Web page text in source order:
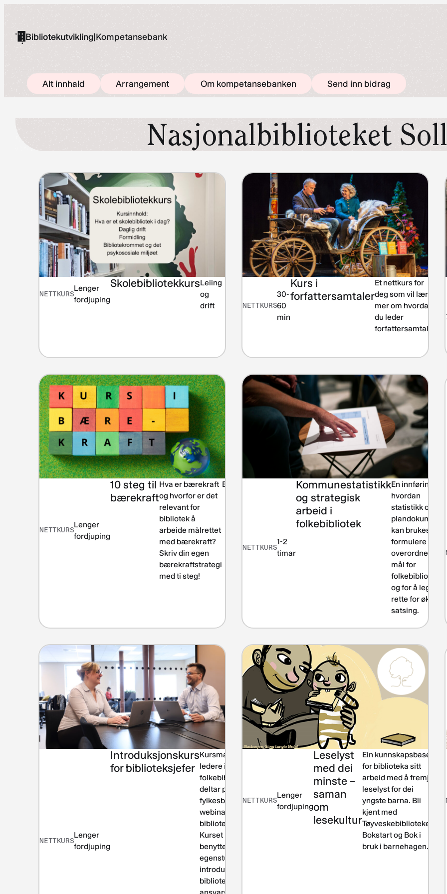
innholdBibliotekutvikling|Kompetansebank
Alt innhald Arrangement Om kompetansebanken Send inn bidrag
Nasjonalbiblioteket
NETTKURS
Lenger
fordjuping
SkolebibliotekkursLeiing
og
drift
NETTKURS
30-
60
min
Kurs i
forfattersamtaler
Et nettkurs for
deg som vil lære
mer om hvordan
du leder
forfattersamtaler.
NETTKURS
Lenger
fordjuping
10 steg til
bærekraft
Hva er bærekraft
og hvorfor er det
relevant for
bibliotek å
arbeide målrettet
med bærekraft?
Skriv din egen
bærekraftstrategi
med ti steg!
Bærekraft
NETTKURS
1-2
timar
Kommunestatistikk
og strategisk
arbeid i
folkebibliotek
En innføring i
hvordan
statistikk og
plandokumenter
kan brukes for å
formulere
overordnede
mål for
folkebiblioteket,
og for å legge til
rette for økt
satsing.
NETTKURS
Lenger
fordjuping
Introduksjonskurs
for biblioteksjefer
Kursmateriale for
ledere i
folkebibliotek som
deltar på
fylkesbibliotekenes
webinarer for nye
biblioteksjefer.
Kurset kan også
benyttes til
egenstudium som
introduksjon til
biblioteksjefens
NETTKURS
Lenger
fordjuping
Leselyst
med dei
minste –
saman
om
lesekultur
Ein kunnskapsbase
for biblioteka sitt
arbeid med å fremje
leselyst for dei
yngste barna. Bli
kjent med
Tøyveskebiblioteket,
Bokstart og Bok i
bruk i barnehagen.